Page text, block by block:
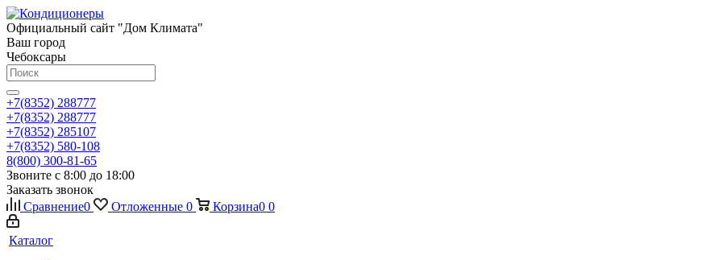
Официальный сайт "Дом Климата"
Ваш город
Чебоксары
+7(8352) 288777
+7(8352) 288777
+7(8352) 285107
+7(8352) 580-108
8(800) 300-81-65
Звоните с 8:00 до 18:00
Заказать звонок
Сравнение0 Отложенные 0 Корзина0 0
Каталог